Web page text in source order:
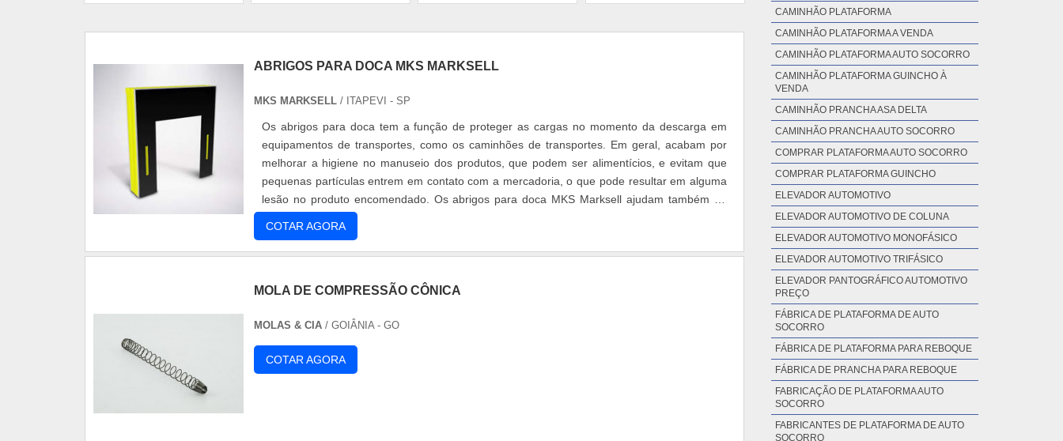
ABRIGOS PARA DOCA MKS MARKSELL
MKS MARKSELL / ITAPEVI - SP
Os abrigos para doca tem a função de proteger as cargas no momento da descarga em
equipamentos de transportes, como os caminhões de transportes. Em geral, acabam por
melhorar a higiene no manuseio dos produtos, que podem ser alimentícios, e evitam que
pequenas partículas entrem em contato com a mercadoria, o que pode resultar em alguma
lesão no produto encomendado. Os abrigos para doca MKS Marksell ajudam também na
manutenção das temperaturas po...
COTAR AGORA
MOLA DE COMPRESSÃO CÔNICA
MOLAS & CIA / GOIÂNIA - GO
COTAR AGORA
CAMINHÃO PLATAFORMA
CAMINHÃO PLATAFORMA A VENDA
CAMINHÃO PLATAFORMA AUTO SOCORRO
CAMINHÃO PLATAFORMA GUINCHO À
VENDA
CAMINHÃO PRANCHA ASA DELTA
CAMINHÃO PRANCHA AUTO SOCORRO
COMPRAR PLATAFORMA AUTO SOCORRO
COMPRAR PLATAFORMA GUINCHO
ELEVADOR AUTOMOTIVO
ELEVADOR AUTOMOTIVO DE COLUNA
ELEVADOR AUTOMOTIVO MONOFÁSICO
ELEVADOR AUTOMOTIVO TRIFÁSICO
ELEVADOR PANTOGRÁFICO AUTOMOTIVO
PREÇO
FÁBRICA DE PLATAFORMA DE AUTO
SOCORRO
FÁBRICA DE PLATAFORMA PARA REBOQUE
FÁBRICA DE PRANCHA PARA REBOQUE
FABRICAÇÃO DE PLATAFORMA AUTO
SOCORRO
FABRICANTES DE PLATAFORMA DE AUTO
SOCORRO